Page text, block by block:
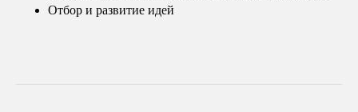
Отбор и развитие идей